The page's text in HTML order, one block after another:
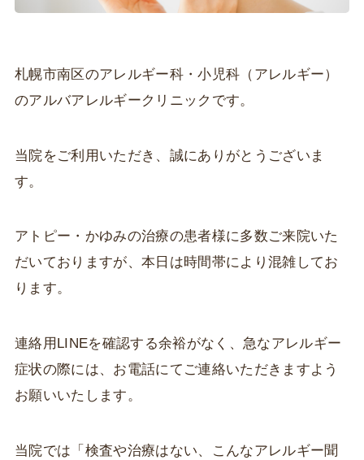
札幌市南区のアレルギー科・小児科（アレルギー）
のアルバアレルギークリニックです。
当院をご利用いただき、誠にありがとうございま
す。
アトピー・かゆみの治療の患者様に多数ご来院いた
だいておりますが、本日は時間帯により混雑してお
ります。
連絡用LINEを確認する余裕がなく、急なアレルギー
症状の際には、お電話にてご連絡いただきますよう
お願いいたします。
当院では「検査や治療はない、こんなアレルギー聞